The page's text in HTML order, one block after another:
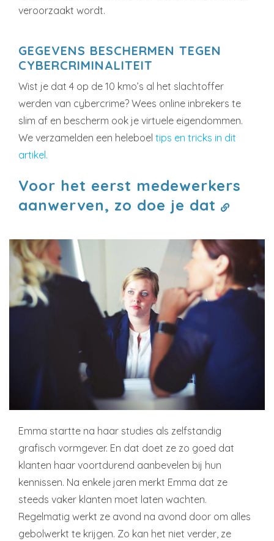
veroorzaakt wordt.
GEGEVENS BESCHERMEN TEGEN
CYBERCRIMINALITEIT
Wist je dat 4 op de 10 kmo’s al het slachtoffer
werden van cybercrime? Wees online inbrekers te
slim af en bescherm ook je virtuele eigendommen.
We verzamelden een heleboel tips en tricks in dit
artikel.
Voor het eerst medewerkers
aanwerven, zo doe je dat
Emma startte na haar studies als zelfstandig
grafisch vormgever. En dat doet ze zo goed dat
klanten haar voortdurend aanbevelen bij hun
kennissen. Na enkele jaren merkt Emma dat ze
steeds vaker klanten moet laten wachten.
Regelmatig werkt ze avond na avond door om alles
gebolwerkt te krijgen. Zo kan het niet verder, ze